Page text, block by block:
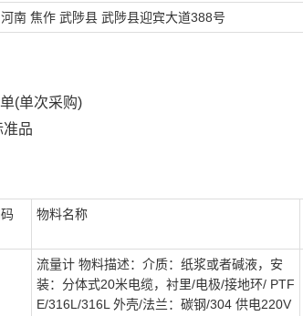
河南 焦作 武陟县 武陟县迎宾大道388号
(单次采购)
准品
物料名称
流量计 物料描述：介质：纸浆或者碱液，安
装：分体式20米电缆，衬里/电极/接地环/ PTF
E/316L/316L 外壳/法兰：碳钢/304 供电220V